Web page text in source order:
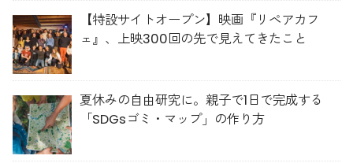
【特設サイトオープン】映画『リペアカフ
ェ』、上映300回の先で見えてきたこと
夏休みの自由研究に。親子で1日で完成する
「SDGsゴミ・マップ」の作り方